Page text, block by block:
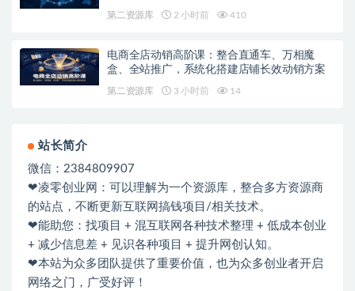
第二资源库 2 小时前 410
电商全店动销高阶课：整合直通车、万相魔
盒、全站推广，系统化搭建店铺长效动销方案
第二资源库 3 小时前 14
站长简介
微信：2384809907
❤凌零创业网：可以理解为一个资源库，整合多方资源商
的站点，不断更新互联网搞钱项目/相关技术。
❤能助您：找项目 + 混互联网各种技术整理 + 低成本创业
+ 减少信息差 + 见识各种项目 + 提升网创认知。
❤本站为众多团队提供了重要价值，也为众多创业者开启
网络之门，广受好评！